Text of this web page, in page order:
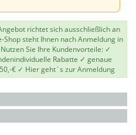
richtet sich ausschließlich an
steht Ihnen nach Anmeldung in
Sie Ihre Kundenvorteile: ✓
Rabatte ✓ genaue
€ ✓ Hier geht`s zur Anmeldung